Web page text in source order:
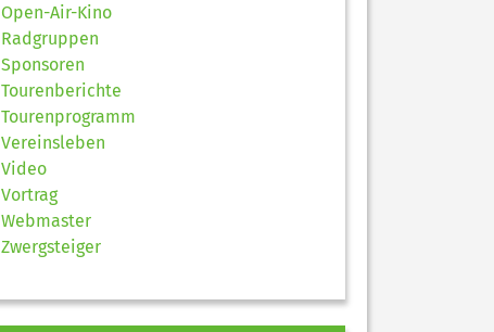
Open-Air-Kino
Radgruppen
Sponsoren
Tourenberichte
Tourenprogramm
Vereinsleben
Video
Vortrag
Webmaster
Zwergsteiger